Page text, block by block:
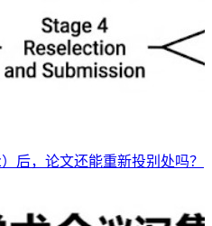
后，论文还能重新投别处吗？